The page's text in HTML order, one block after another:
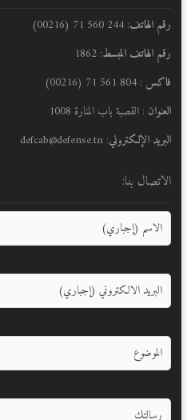
رقم الهاتف: 244 560 71 (00216)
رقم الهاتف المبسط: 1862
فاكس : 804 561 71 (00216)
العنوان : القصبة باب المنارة 1008
البريد الإلكتروني: defcab@defense.tn
الاتصال بنا: